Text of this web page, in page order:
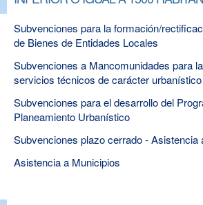
Subvenciones para la formación/
de Bienes de Entidades Locales
Subvenciones a Mancomunidades para
servicios técnicos de carácter urbanístico
Subvenciones para el desarrollo del
Planeamiento Urbanístico
Subvenciones plazo cerrado - Asistencia
Asistencia a Municipios